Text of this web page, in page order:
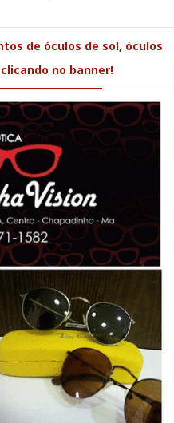
de óculos de sol, óculos
no banner!